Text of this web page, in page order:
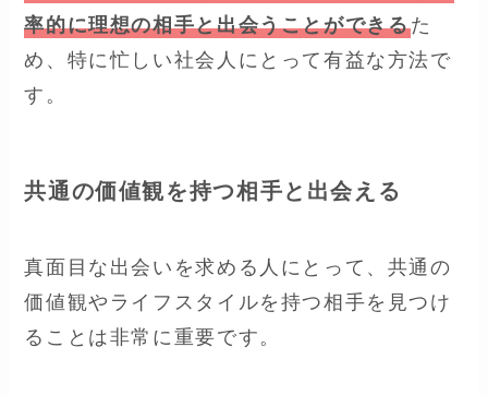
率的に理想の相手と出会うことができるた
め、特に忙しい社会人にとって有益な方法で
す。
共通の価値観を持つ相手と出会える
真面目な出会いを求める人にとって、共通の
価値観やライフスタイルを持つ相手を見つけ
ることは非常に重要です。